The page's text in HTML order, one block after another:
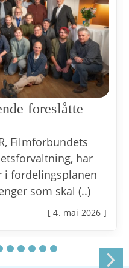
foreslåtte
Filmforbundets
har
i fordelingsplanen
som skal (..)
[ 4. mai 2026 ]